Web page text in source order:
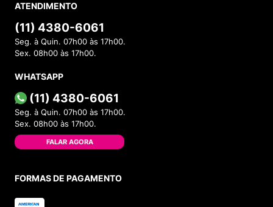
ATENDIMENTO
(11) 4380-6061
Seg. à Quin. 07h00 às 17h00.
Sex. 08h00 às 17h00.
WHATSAPP
(11) 4380-6061
Seg. à Quin. 07h00 às 17h00.
Sex. 08h00 às 17h00.
FALAR AGORA
FORMAS DE PAGAMENTO